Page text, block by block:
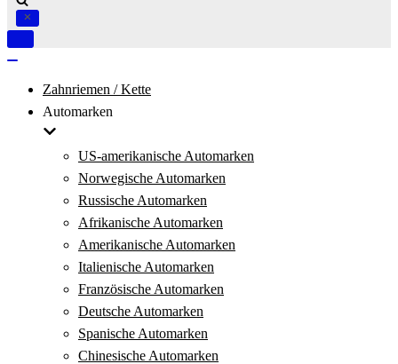
Navigation
Zahnriemen / Kette
Automarken
US-amerikanische Automarken
Norwegische Automarken
Russische Automarken
Afrikanische Automarken
Amerikanische Automarken
Italienische Automarken
Französische Automarken
Deutsche Automarken
Spanische Automarken
Chinesische Automarken